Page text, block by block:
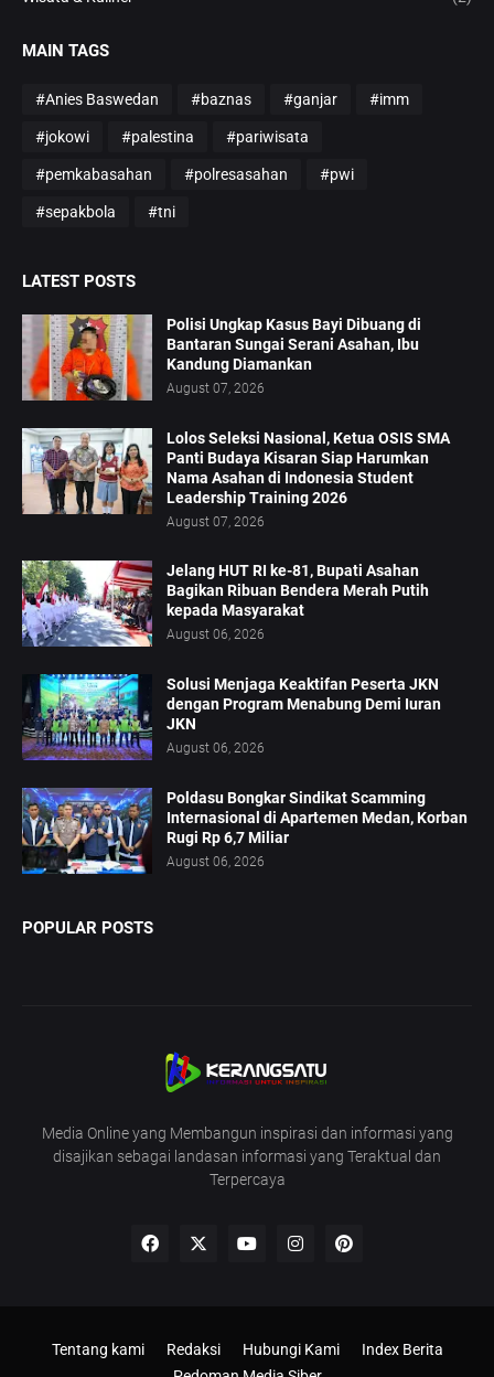
MAIN TAGS
#Anies Baswedan #baznas #ganjar #imm
#jokowi #palestina #pariwisata
#pemkabasahan #polresasahan #pwi
#sepakbola #tni
LATEST POSTS
Polisi Ungkap Kasus Bayi Dibuang di
Bantaran Sungai Serani Asahan, Ibu
Kandung Diamankan
August 07, 2026
Lolos Seleksi Nasional, Ketua OSIS SMA
Panti Budaya Kisaran Siap Harumkan
Nama Asahan di Indonesia Student
Leadership Training 2026
August 07, 2026
Jelang HUT RI ke-81, Bupati Asahan
Bagikan Ribuan Bendera Merah Putih
kepada Masyarakat
August 06, 2026
Solusi Menjaga Keaktifan Peserta JKN
dengan Program Menabung Demi Iuran
JKN
August 06, 2026
Poldasu Bongkar Sindikat Scamming
Internasional di Apartemen Medan, Korban
Rugi Rp 6,7 Miliar
August 06, 2026
POPULAR POSTS
Media Online yang Membangun inspirasi dan informasi yang
disajikan sebagai landasan informasi yang Teraktual dan
Terpercaya
Tentang kami Redaksi Hubungi Kami
Index Berita